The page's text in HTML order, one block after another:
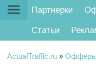
Партнерки
Статьи
ActualTraffic.ru » Офферы